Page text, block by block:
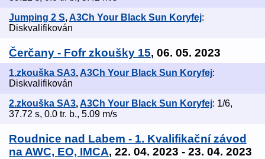
Jumping 2 S,A3Ch Your Black Sun Koryfej:
Diskvalifikován
Čerčany - Fofr zkoušky 15, 06. 05. 2023
1.zkouška SA3, A3Ch Your Black Sun Koryfej:
Diskvalifikován
2.zkouška SA3,A3Ch Your Black Sun Koryfej: 1/6,
37.72 s, 0.0 tr. b., 5.09 m/s
Roudnice nad Labem - 1. Kvalifikační závod
na AWC, EO, IMCA, 22. 04. 2023 - 23. 04. 2023